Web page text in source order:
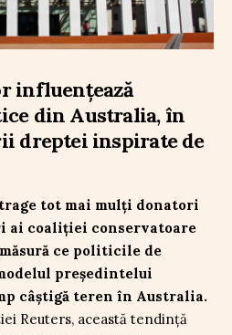
influențează
din Australia, în
dreptei inspirate de
tot mai mulți donatori
ai coaliției conservatoare
ce politicile de
președintelui
câștigă teren în Australia.
Reuters, această tendință